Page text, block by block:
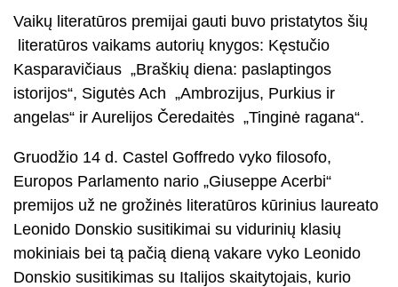
Vaikų literatūros premijai gauti buvo pristatytos šių
literatūros vaikams autorių knygos: Kęstučio
Kasparavičiaus „Braškių diena: paslaptingos
istorijos“, Sigutės Ach „Ambrozijus, Purkius ir
angelas“ ir Aurelijos Čeredaitės „Tinginė ragana“.
Gruodžio 14 d. Castel Goffredo vyko filosofo,
Europos Parlamento nario „Giuseppe Acerbi“
premijos už ne grožinės literatūros kūrinius laureato
Leonido Donskio susitikimai su vidurinių klasių
mokiniais bei tą pačią dieną vakare vyko Leonido
Donskio susitikimas su Italijos skaitytojais, kurio